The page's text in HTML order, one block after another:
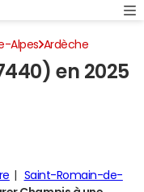
Alpes Ardèche
en 2025
Saint-Romain-de-